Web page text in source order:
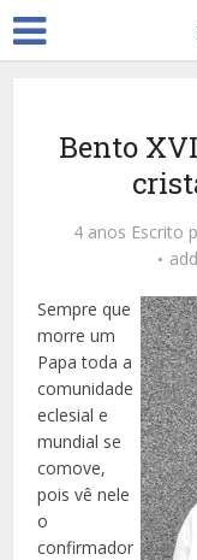
Bento
4 anos Escrito
Sempre que
morre um
Papa toda a
comunidade
eclesial e
mundial se
comove,
pois vê nele
o
confirmador